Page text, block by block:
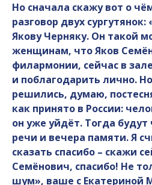
Но сначала скажу вот о
разговор двух
Якову Черняку. Он такой
женщинам, что Яков
филармонии, сейчас в
и поблагодарить лично.
решились, думаю,
как принято в России:
он уже уйдёт. Тогда
речи и вечера памяти. Я
сказать спасибо – скажи
Семёнович, спасибо! Не
шум», ваше с Екатериной